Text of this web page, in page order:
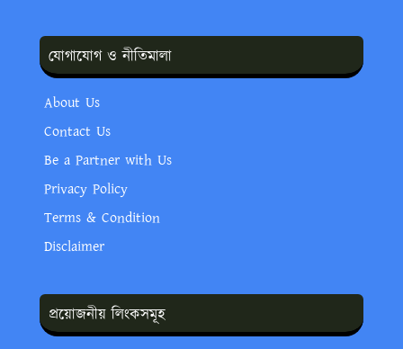
যোগাযোগ ও নীতিমালা
About Us
Contact Us
Be a Partner with Us
Privacy Policy
Terms & Condition
Disclaimer
প্রয়োজনীয় লিংকসমূহ